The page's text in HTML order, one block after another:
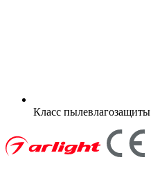
Класс пылевлагозащиты